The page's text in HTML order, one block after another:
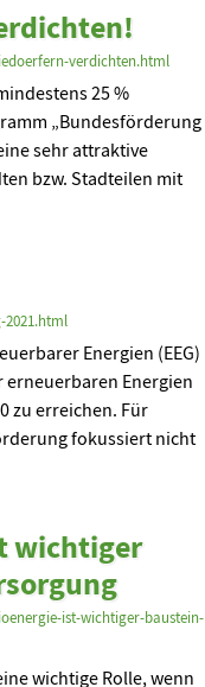
verdichten.html
25 %
„Bundesförderung
sehr attraktive
bzw. Stadteilen mit
Energien (EEG)
Energien
zu erreichen. Für
fokussiert nicht
wichtiger
ist-wichtiger-baustein-
wichtige Rolle, wenn